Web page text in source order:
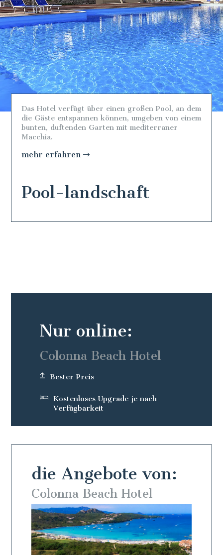
Das Hotel verfügt über einen großen Pool, an dem
die Gäste entspannen können, umgeben von einem
bunten, duftenden Garten mit mediterraner
Macchia.
mehr erfahren
Pool-landschaft
die Angebote von:
Colonna Beach Hotel
Nur online:
Colonna Beach Hotel
Bester Preis
Kostenloses Upgrade je nach
Verfügbarkeit